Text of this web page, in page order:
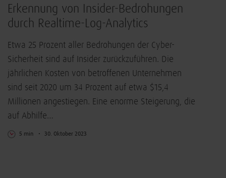
Erkennung von Insider-Bedrohungen
durch Realtime-Log-Analytics
Etwa 25 Prozent aller Bedrohungen der Cyber-
Sicherheit sind auf Insider zurückzuführen. Die
jährlichen Kosten von betroffenen Unternehmen
sind seit 2020 um 34 Prozent auf etwa $15,4
Millionen angestiegen. Eine enorme Steigerung, die
auf Abhilfe…
5 min 30. Oktober 2023